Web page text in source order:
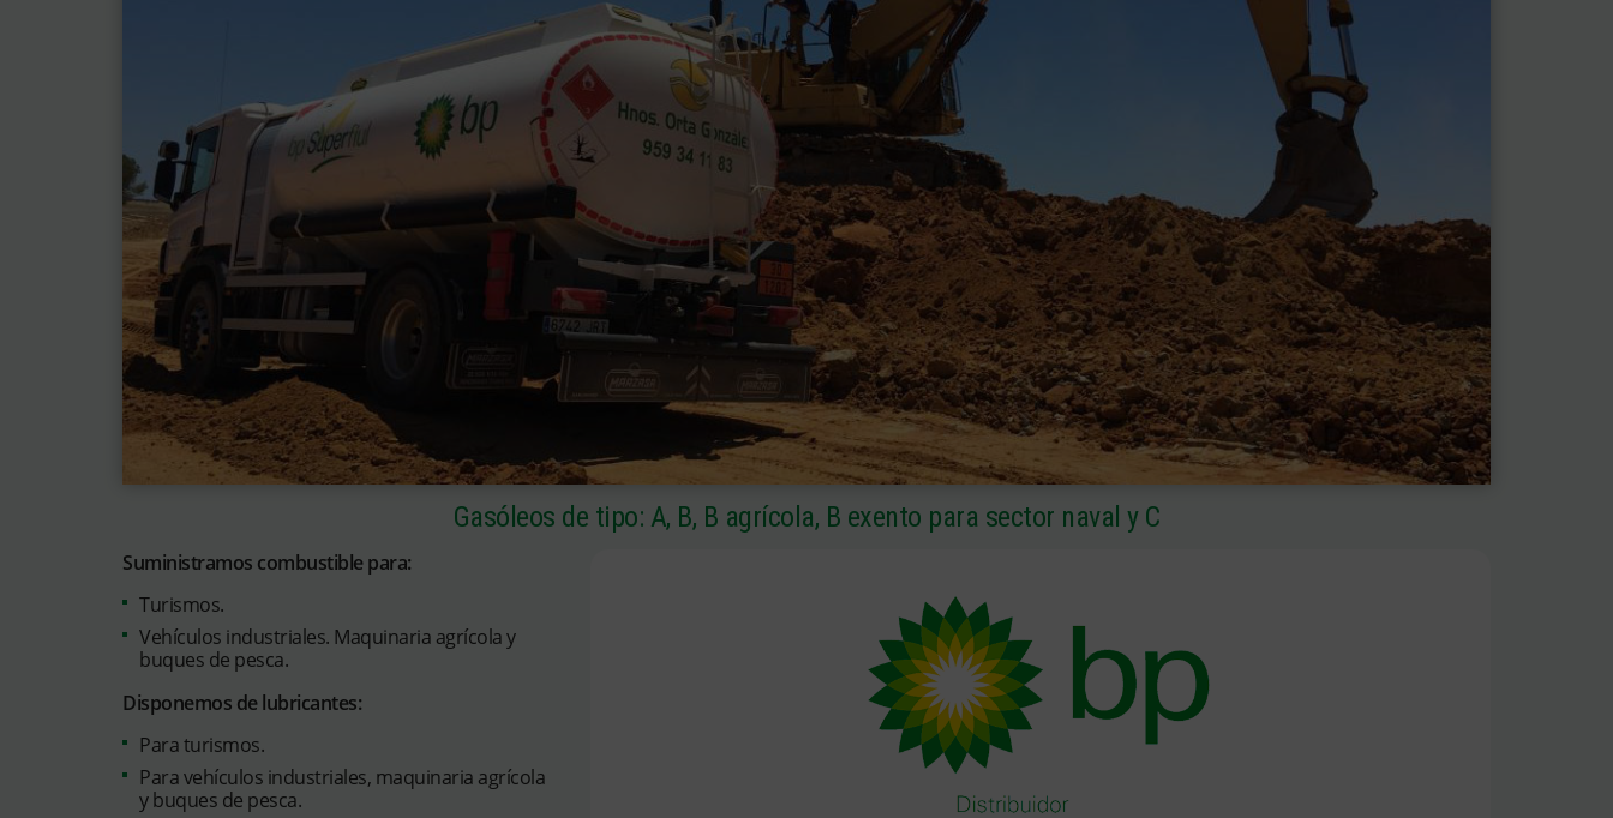
Gasóleos de tipo: A, B, B agrícola, B exento para sector naval y C
Suministramos combustible para:
Turismos.
Vehículos industriales. Maquinaria agrícola y
buques de pesca.
Disponemos de lubricantes:
Para turismos.
Para vehículos industriales, maquinaria agrícola
y buques de pesca.